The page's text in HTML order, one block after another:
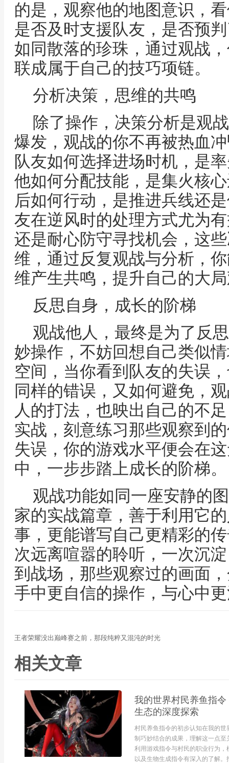
的是，观察他的地图意识，
是否及时支援队友，是否预
如同散落的珍珠，通过观战
联成属于自己的技巧项链。
分析决策，思维的共鸣
除了操作，决策分析是观
爆发，观战的你不再被热血
队友如何选择进场时机，是
他如何分配技能，是集火核
后如何行动，是推进兵线还
友在逆风时的处理方式尤为
还是耐心防守寻找机会，这
维，通过反复观战与分析，
维产生共鸣，提升自己的大
反思自身，成长的阶梯
观战他人，最终是为了反
妙操作，不妨回想自己类似
空间，当你看到队友的失误
同样的错误，又如何避免，
人的打法，也映出自己的不
实战，刻意练习那些观察到
失误，你的游戏水平便会在
中，一步步踏上成长的阶梯。
观战功能如同一座安静的
家的实战篇章，善于利用它
事，更能谱写自己更精彩的
次远离喧嚣的聆听，一次沉
到战场，那些观察过的画面
手中更自信的操作，与心中
王者荣耀没出巅峰赛之前，那段纯粹又混沌的时光
相关文章
我的世界村民养鱼指
生态的深度探索
村民养鱼指令的初步认知在我的
制巧妙结合的成果，理解这一点
利用游戏指令与村民的职业行为
以及生物生成指令有深入的了解